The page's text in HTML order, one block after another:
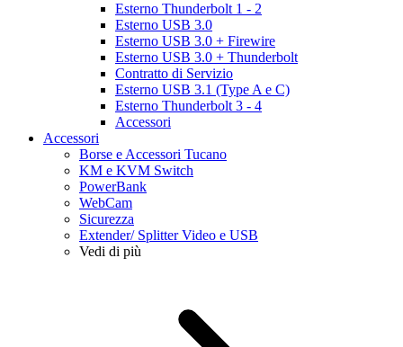
Esterno Thunderbolt 1 - 2
Esterno USB 3.0
Esterno USB 3.0 + Firewire
Esterno USB 3.0 + Thunderbolt
Contratto di Servizio
Esterno USB 3.1 (Type A e C)
Esterno Thunderbolt 3 - 4
Accessori
Accessori
Borse e Accessori Tucano
KM e KVM Switch
PowerBank
WebCam
Sicurezza
Extender/ Splitter Video e USB
Vedi di più